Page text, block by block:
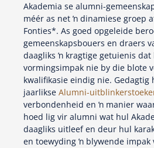
Akademia se alumni-
méér as net ŉ dinamiese groep
Fonties*. As goed opgeleide
gemeenskapsbouers en draers
daagliks ŉ kragtige getuienis
vormingsimpak nie by die blote
kwalifikasie eindig nie. Gedagtig
jaarlikse Alumni-
verbondenheid en ŉ manier
hoed lig vir alumni wat hul
daagliks uitleef en deur hul
en toewyding ŉ blywende impak